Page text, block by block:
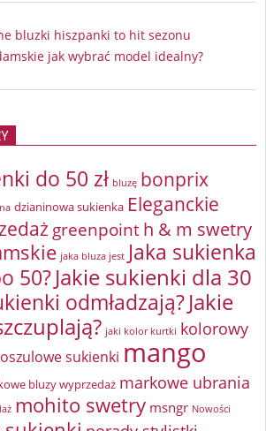
bluzki hiszpanki to hit sezonu
jak wybrać model idealny?
do 50 zł bluzę bonprix
dzianinowa sukienka Eleganckie
greenpointh & m swetry
jaka bluza jest Jaka sukienka
50?Jakie sukienki dla 30
odmładzają?Jakie
jaki kolor kurtki kolorowy
sukienki mango
bluzy wyprzedaż markowe ubrania
mohito swetry msngr Nowości